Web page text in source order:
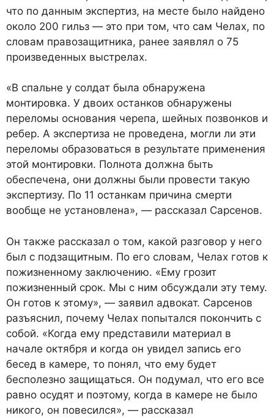
что по данным экспертиз, на месте было найдено
около 200 гильз — это при том, что сам Челах, по
словам правозащитника, ранее заявлял о 75
произведенных выстрелах.
«В спальне у солдат была обнаружена
монтировка. У двоих останков обнаружены
переломы основания черепа, шейных позвонков и
ребер. А экспертиза не проведена, могли ли эти
переломы образоваться в результате применения
этой монтировки. Полнота должна быть
обеспечена, они должны были провести такую
экспертизу. По 11 останкам причина смерти
вообще не установлена», — рассказал Сарсенов.
Он также рассказал о том, какой разговор у него
был с подзащитным. По его словам, Челах готов к
пожизненному заключению. «Ему грозит
пожизненный срок. Мы с ним обсуждали эту тему.
Он готов к этому», — заявил адвокат. Сарсенов
разъяснил, почему Челах попытался покончить с
собой. «Когда ему представили материал в
начале октября и когда он увидел запись его
бесед в камере, то понял, что ему будет
бесполезно защищаться. Он подумал, что его все
равно осудят и поэтому, когда в камере не было
никого, он повесился», — рассказал